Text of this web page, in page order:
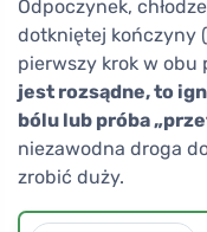
Odpoczynek,
dotkniętej kończyny
pierwszy krok w obu
jest rozsądne, to
bólu lub próba
niezawodna droga
zrobić duży.